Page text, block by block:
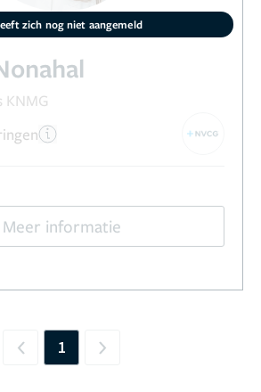
zich nog niet aangemeld
KNMG
Meer informatie
Previous
1 Next